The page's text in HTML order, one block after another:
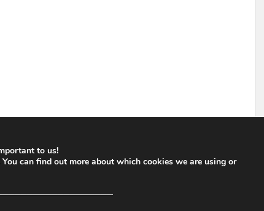
to us!
can find out more about which cookies we are using or